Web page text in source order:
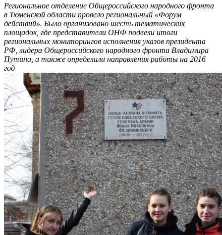
Региональное отделение Общероссийского народного фронта
в Тюменской области провело региональный «Форум
действий». Было организовано шесть тематических
площадок, где представители ОНФ подвели итоги
региональных мониторингов исполнения указов президента
РФ, лидера Общероссийского народного фронта Владимира
Путина, а также определили направления работы на 2016
год